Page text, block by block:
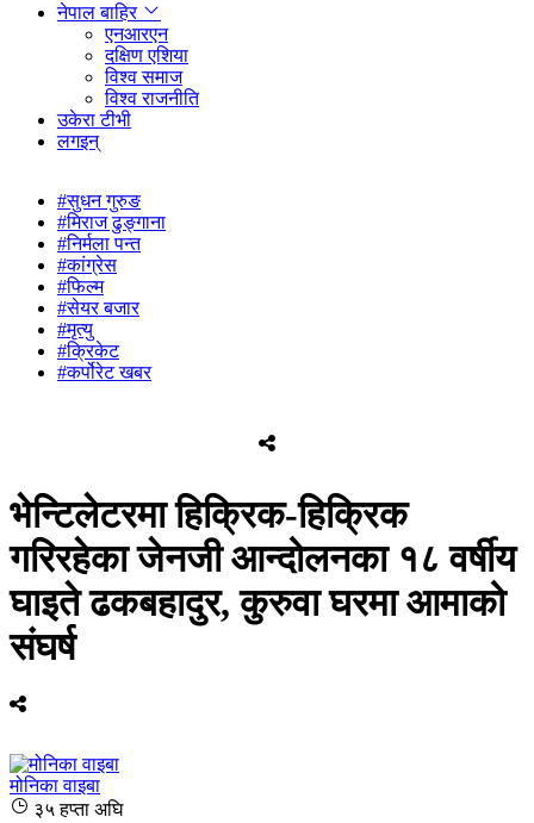
नेपाल बाहिर
एनआरएन
दक्षिण एशिया
विश्व समाज
विश्व राजनीति
उकेरा टीभी
लगइन्
#सुधन गुरुङ
#मिराज ढुङ्गाना
#निर्मला पन्त
#कांग्रेस
#फिल्म
#सेयर बजार
#मृत्यु
#क्रिकेट
#कर्पोरेट खबर
भेन्टिलेटरमा हिक्रिक-हिक्रिक
गरिरहेका जेनजी आन्दोलनका १८ वर्षीय
घाइते ढकबहादुर, कुरुवा घरमा आमाको
संघर्ष
मोनिका वाइबा
३५ हप्ता अघि